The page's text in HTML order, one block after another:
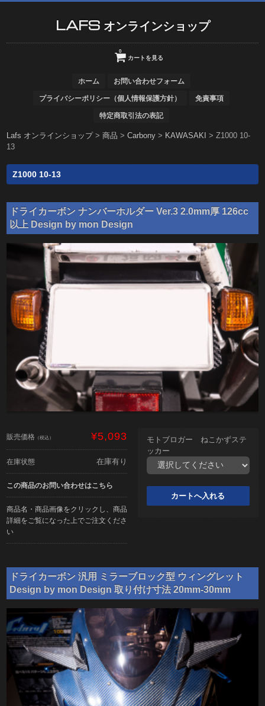
LAFS オンラインショップ
カートを見る
0
ホーム お問い合わせフォーム
プライバシーポリシー（個人情報保護方針） 免責事項
特定商取引法の表記
Lafs オンラインショップ>商品 >Carbony > KAWASAKI >Z1000 10-
13
Z1000 10-13
ドライカーボン ナンバーホルダー Ver.3 2.0mm厚 126cc
以上 Design by mon Design
販売価格 （税込） ¥5,093
在庫状態 在庫有り
この商品のお問い合わせはこちら
商品名・商品画像をクリックし、商品
詳細をご覧になった上でご注文くださ
い
モトブロガー ねこかずステ
ッカー
ドライカーボン 汎用 ミラーブロック型 ウィングレット
Design by mon Design 取り付け寸法 20mm-30mm